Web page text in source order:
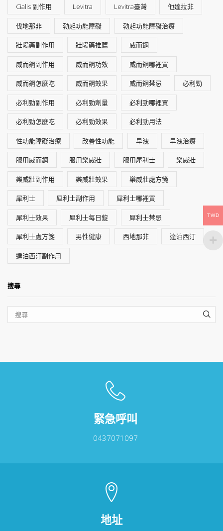
Cialis 副作用 Levitra Levitra臺灣 他達拉非
伐地那非 勃起功能障礙 勃起功能障礙治療
壯陽藥副作用 壯陽藥推薦 威而鋼
威而鋼副作用 威而鋼功效 威而鋼哪裡買
威而鋼怎麼吃 威而鋼效果 威而鋼禁忌 必利勁
必利勁副作用 必利勁劑量 必利勁哪裡買
必利勁怎麼吃 必利勁效果 必利勁用法
性功能障礙治療 改善性功能 早洩 早洩治療
服用威而鋼 服用樂威壯 服用犀利士 樂威壯
樂威壯副作用 樂威壯效果 樂威壯處方箋
犀利士 犀利士副作用 犀利士哪裡買
犀利士效果 犀利士每日錠 犀利士禁忌
犀利士處方箋 男性健康 西地那非 達泊西汀
達泊西汀副作用
搜尋
緊急呼叫
0437071097
地址
TWD